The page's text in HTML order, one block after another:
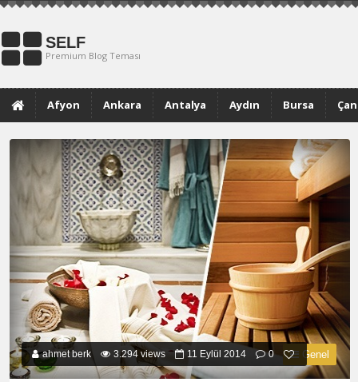
SELF
Premium Blog Teması
Afyon Ankara Antalya Aydın Bursa
Genel
ahmet berk 3.294 views 11 Eylül 2014 0